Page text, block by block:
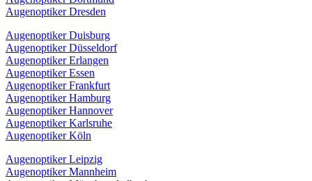
Augenoptiker Dresden
Augenoptiker Duisburg
Augenoptiker Düsseldorf
Augenoptiker Erlangen
Augenoptiker Essen
Augenoptiker Frankfurt
Augenoptiker Hamburg
Augenoptiker Hannover
Augenoptiker Karlsruhe
Augenoptiker Köln
Augenoptiker Leipzig
Augenoptiker Mannheim